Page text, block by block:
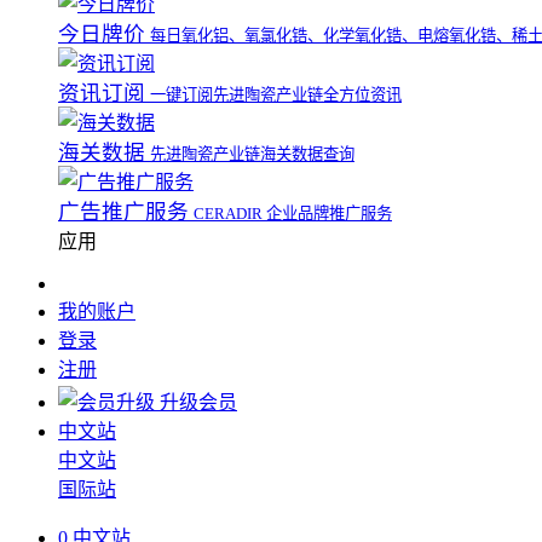
今日牌价 每日氧化铝、氧氯化锆、化学氧化锆、电熔氧化锆、稀
资讯订阅 一键订阅先进陶瓷产业链全方位资讯
海关数据 先进陶瓷产业链海关数据查询
广告推广服务 CERADIR 企业品牌推广服务
应用
我的账户
登录
注册
升级会员
中文站
中文站
国际站